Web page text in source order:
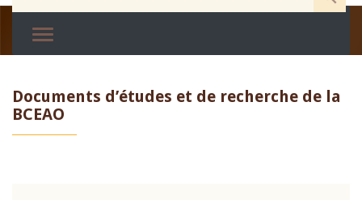
Documents d’études et de recherche de la
BCEAO